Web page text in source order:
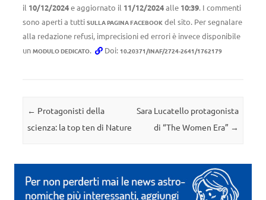
il 10/12/2024e aggiornato il 11/12/2024alle 10:39. I commenti
sono aperti a tutti SULLA PAGINA FACEBOOK del sito. Per segnalare
alla redazione refusi, imprecisioni ed errori è invece disponibile
un MODULO DEDICATO. Doi: 10.20371/INAF/2724-2641/1762179
Navigazione articolo
← Protagonisti della
scienza: la top ten di Nature
Sara Lucatello protagonista
di “The Women Era” →